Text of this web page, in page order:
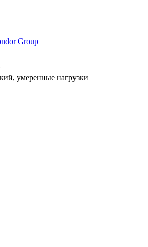
Group
умеренные нагрузки